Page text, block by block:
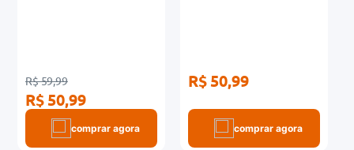
R$ 59,99
R$ 50,99
comprar agora
R$ 50,99
comprar agora